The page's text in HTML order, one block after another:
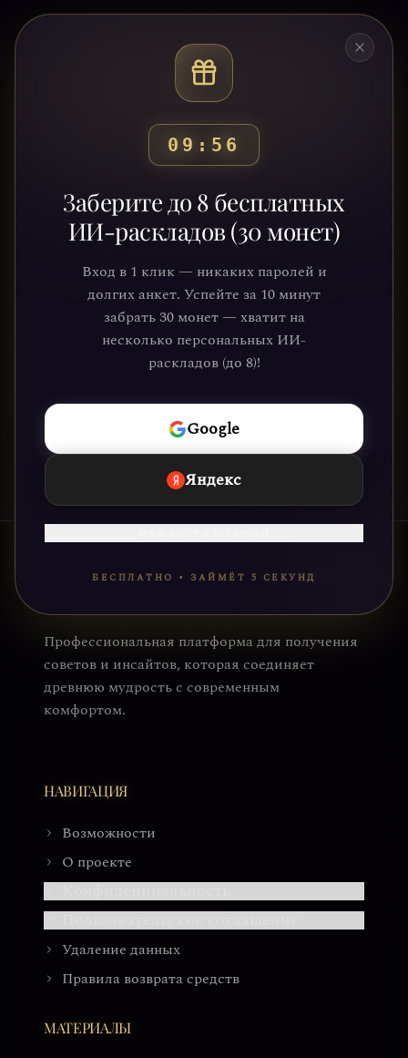
09:53
Заберите до 8 бесплатных
ИИ-раскладов (30 монет)
Вход в 1 клик — никаких паролей и
долгих анкет. Успейте за 10 минут
забрать 30 монет — хватит на
несколько персональных ИИ-
раскладов (до 8)!
Google
Яндекс
БЕСПЛАТНО • ЗАЙМЁТ 5 СЕКУНД
Готовы узнать свой
путь?
Присоединяйтесь к тысячам людей,
которые обрели ясность и понимание
через нашу платформу. Ваше
путешествие к себе уже ждёт.
НАЧАТЬ
Профессиональная платформа для получения
советов и инсайтов, которая соединяет
древнюю мудрость с современным
комфортом.
НАВИГАЦИЯ
Возможности
О проекте
Удаление данных
Правила возврата средств
МАТЕРИАЛЫ